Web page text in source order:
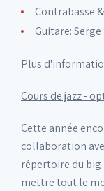
Contrabasse
Guitare:
Plus
Cours de jazz -
Cette année
collaboration
répertoire du
mettre tout le